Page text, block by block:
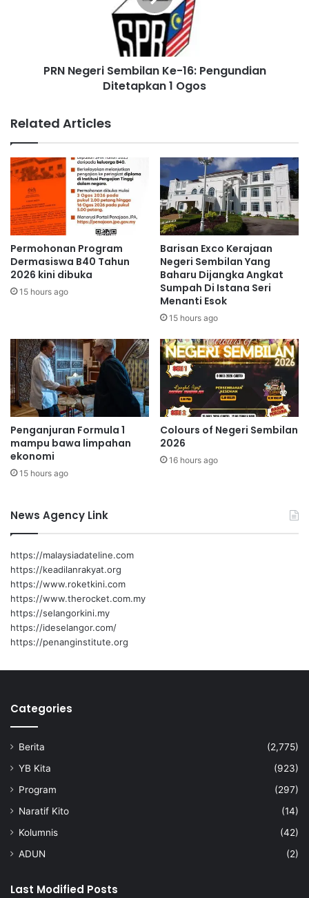
Nancy Shukri
a
j
i
b
B
n
g
i
t
D
n
C
a
r
a
S
e
n
d
i
i
l
a
n
K
-
1
6
:
P
e
n
d
i
a
n
D
i
t
e
t
k
a
PRN Negeri Sembilan Ke-16: Pengundian
Ditetapkan 1 Ogos
Related Articles
Permohonan Program
Dermasiswa B40 Tahun
2026 kini dibuka
15 hours ago
Barisan Exco Kerajaan
Negeri Sembilan Yang
Baharu Dijangka Angkat
Sumpah Di Istana Seri
Menanti Esok
15 hours ago
Penganjuran Formula 1
mampu bawa limpahan
ekonomi
15 hours ago
Colours of Negeri Sembilan
2026
16 hours ago
News Agency Link
https://malaysiadateline.com
https://keadilanrakyat.org
https://www.roketkini.com
https://www.therocket.com.my
https://selangorkini.my
https://ideselangor.com/
https://penanginstitute.org
Categories
Berita
(2,775)
YB Kita
(923)
Program
(297)
Naratif Kito
(14)
Kolumnis
(42)
ADUN
(2)
Last Modified Posts